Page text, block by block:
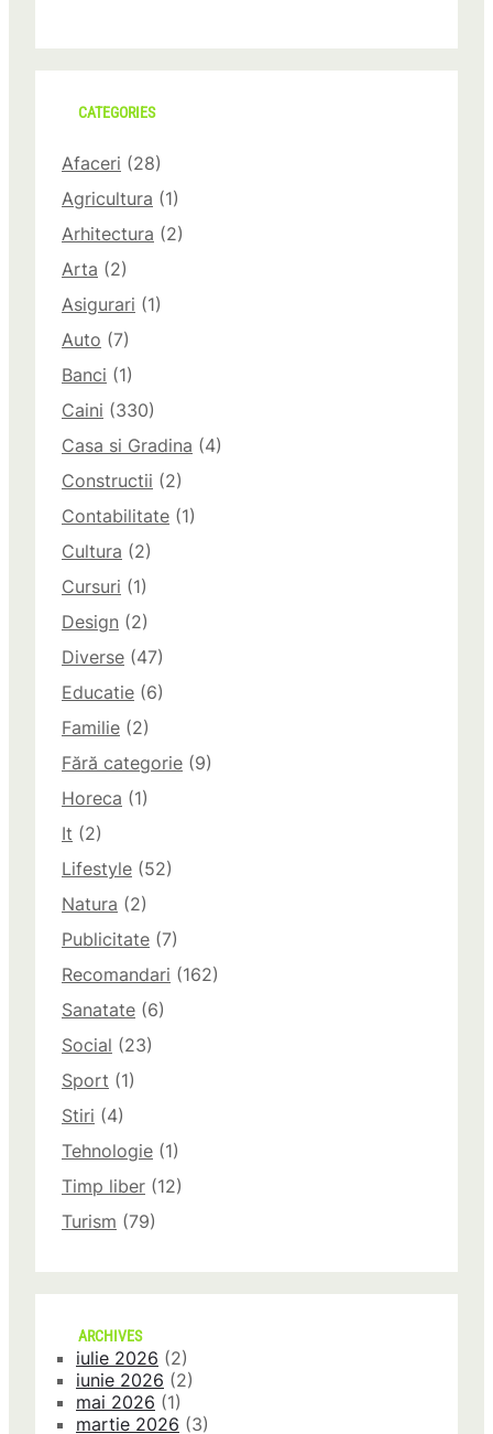
CATEGORIES
Afaceri (28)
Agricultura (1)
Arhitectura (2)
Arta (2)
Asigurari (1)
Auto (7)
Banci (1)
Caini (330)
Casa si Gradina (4)
Constructii (2)
Contabilitate (1)
Cultura (2)
Cursuri (1)
Design (2)
Diverse (47)
Educatie (6)
Familie (2)
Fără categorie (9)
Horeca (1)
It (2)
Lifestyle (52)
Natura (2)
Publicitate (7)
Recomandari (162)
Sanatate (6)
Social (23)
Sport (1)
Stiri (4)
Tehnologie (1)
Timp liber (12)
Turism (79)
ARCHIVES
iulie 2026 (2)
iunie 2026 (2)
mai 2026 (1)
martie 2026 (3)